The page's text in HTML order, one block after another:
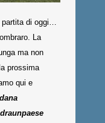
partita di oggi…
La
ma non
prossima
qui e